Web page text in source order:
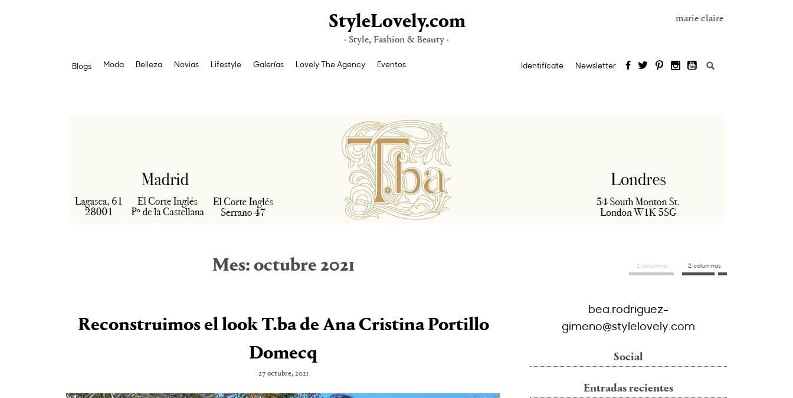
StyleLovely.com
· Style, Fashion & Beauty ·
marie claire
Blogs Moda Belleza Novias Lifestyle Galerías Lovely The Agency Eventos Identifícate Newsletter Buscar:
Mes: octubre 2021
Reconstruimos el look T.ba de Ana Cristina Portillo
Domecq
27 octubre, 2021
1 columna 2 columnas
bea.rodriguez-
gimeno@stylelovely.com
Social
Entradas recientes